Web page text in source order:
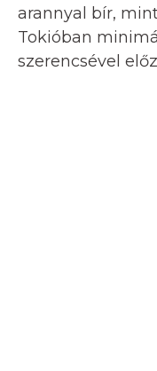
arannyal bír,
Tokióban
szerencsével